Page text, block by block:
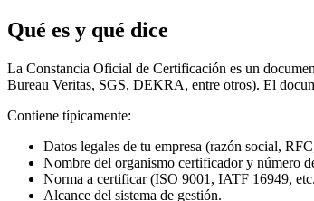
Qué es y qué dice
La Constancia Oficial de Certificación es un
Bureau Veritas, SGS, DEKRA, entre otros). El
Contiene típicamente:
Datos legales de tu empresa (razón social,
Nombre del organismo certificador y número
Norma a certificar (ISO 9001, IATF 16949,
Alcance del sistema de gestión.